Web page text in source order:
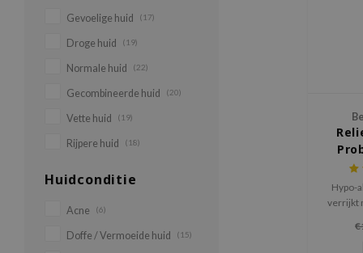
Gevoelige huid (17)
Droge huid (19)
Normale huid (22)
Gecombineerde huid (20)
Vette huid (19)
Rijpere huid (18)
Huidconditie
Acne (6)
Doffe / Vermoeide huid (15)
Hypo-
verrijkt